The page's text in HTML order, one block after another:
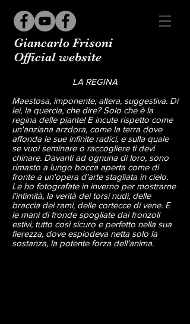
Giancarlo Frisoni
Official website
LA REGINA
Maestosa, imponente, altera, suggestiva. Di
lei, la quercia, che dire? Solo che è la
regina delle piante! E incute rispetto come
un'anziana arzdora, come la terra dove
affonda le sue infinite radici, e sulla quale
se vuoi seminare o raccogliere ti devi
chinare. Davanti ad ognuna di loro, sono
rimasto a lungo bocca aperta come di
fronte a un'opera d'arte stagliata in cielo.
Le ho fotografate in inverno per mostrarne
l'intimità, la verità dei torsi nudi, delle
braccia dei rami, delle cortecce di vene. E
le mani di fronde spogliate dai fronzoli
estivi, tutto così sicuro e perfetto nella sua
fierezza, dove esplodeva netta solo la
sostanza, la potente forza dell'anima.